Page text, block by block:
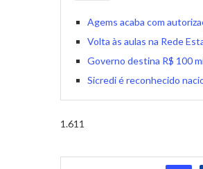
Agems acaba com
Volta às aulas na Rede
Governo destina R$ 100
Sicredi é reconhecido
1.611